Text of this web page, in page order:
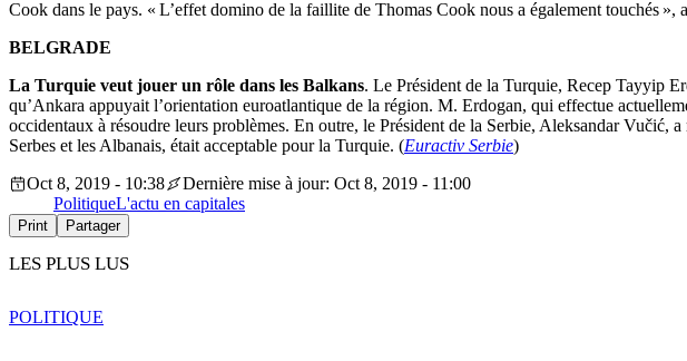
Cook dans le pays. « L’effet domino de la faillite de Thomas Cook nous a également touchés
BELGRADE
La Turquie veut jouer un rôle dans les Balkans. Le Président de la Turquie, Recep Tayyip
qu’Ankara appuyait l’orientation euroatlantique de la région. M. Erdogan, qui effectue
occidentaux à résoudre leurs problèmes. En outre, le Président de la Serbie, Aleksandar
Serbes et les Albanais, était acceptable pour la Turquie. (Euractiv Serbie)
Oct 8, 2019 - 10:38
Dernière mise à jour: Oct 8, 2019 - 11:00
PolitiqueL'actu en capitales
Print Partager
LES PLUS LUS
POLITIQUE